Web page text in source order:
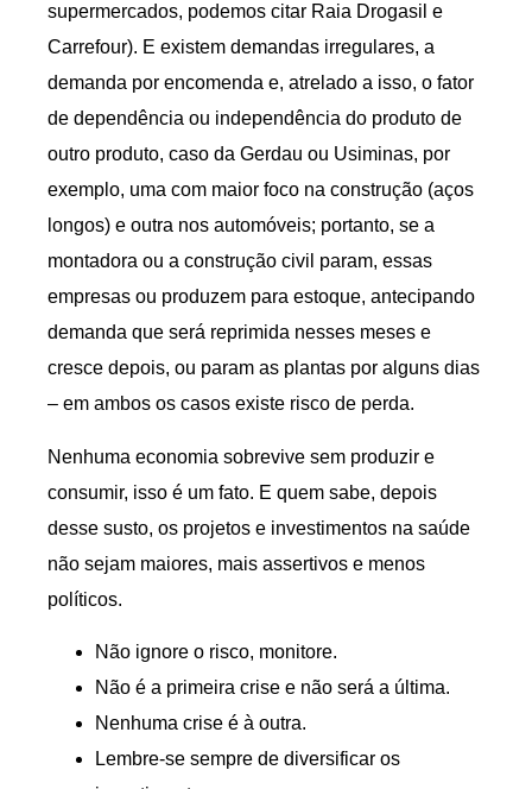
supermercados, podemos citar Raia Drogasil e
Carrefour). E existem demandas irregulares, a
demanda por encomenda e, atrelado a isso, o fator
de dependência ou independência do produto de
outro produto, caso da Gerdau ou Usiminas, por
exemplo, uma com maior foco na construção (aços
longos) e outra nos automóveis; portanto, se a
montadora ou a construção civil param, essas
empresas ou produzem para estoque, antecipando
demanda que será reprimida nesses meses e
cresce depois, ou param as plantas por alguns dias
– em ambos os casos existe risco de perda.
Nenhuma economia sobrevive sem produzir e
consumir, isso é um fato. E quem sabe, depois
desse susto, os projetos e investimentos na saúde
não sejam maiores, mais assertivos e menos
políticos.
Não ignore o risco, monitore.
Não é a primeira crise e não será a última.
Nenhuma crise é à outra.
Lembre-se sempre de diversificar os